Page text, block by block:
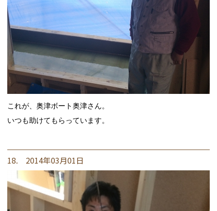
これが、奥津ボート奥津さん。
いつも助けてもらっています。
18. 2014年03月01日